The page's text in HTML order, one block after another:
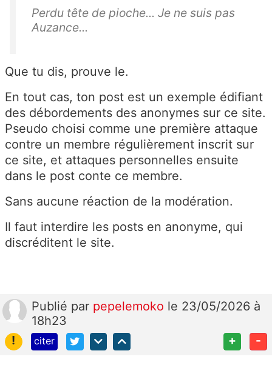
Perdu tête de pioche... Je ne suis pas
Auzance...
Que tu dis, prouve le.
En tout cas, ton post est un exemple édifiant
des débordements des anonymes sur ce site.
Pseudo choisi comme une première attaque
contre un membre régulièrement inscrit sur
ce site, et attaques personnelles ensuite
dans le post conte ce membre.
Sans aucune réaction de la modération.
Il faut interdire les posts en anonyme, qui
discréditent le site.
Publié par pepelemoko le 23/05/2026 à
18h23
!
citer + -